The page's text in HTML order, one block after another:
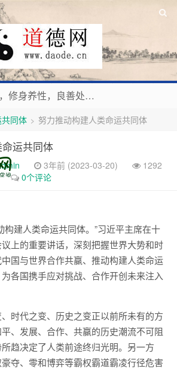
毛泽东：好生求德，修身养性，良善处世，信仰天人合一之大道。
新时代地球村人类命运与共，全球共建更加和平发展美丽和谐的家园，全体共享人类发展成果，共创道行德盛道德王国
同体 > 努力推动构建人类命运共同体
运共同体
3年前 (2023-03-20)
1292
0个评论
构建人类命运共同体。”习近平主席在十
上的重要讲话，深刻把握世界大势和时
国与世界合作共赢、推动构建人类命运
各国携手应对挑战、合作开创未来注入
时代之变、历史之变正以前所未有的方
、发展、合作、共赢的历史潮流不可阻
趋决定了人类前途终归光明。另一方
夺、零和博弈等霸权霸道霸凌行径危害